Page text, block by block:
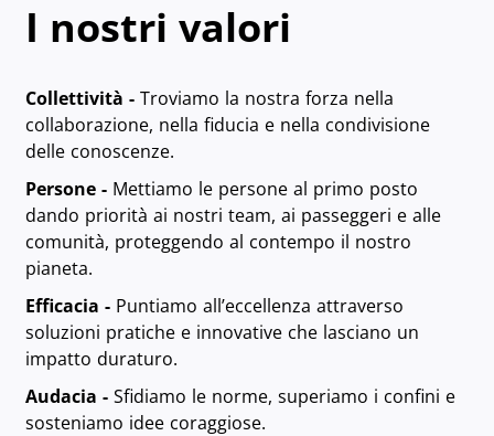
I nostri valori
Collettività - Troviamo la nostra forza nella
collaborazione, nella fiducia e nella condivisione
delle conoscenze.
Persone - Mettiamo le persone al primo posto
dando priorità ai nostri team, ai passeggeri e alle
comunità, proteggendo al contempo il nostro
pianeta.
Efficacia - Puntiamo all’eccellenza attraverso
soluzioni pratiche e innovative che lasciano un
impatto duraturo.
Audacia - Sfidiamo le norme, superiamo i confini e
sosteniamo idee coraggiose.